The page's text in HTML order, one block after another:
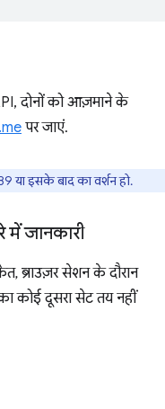
दोनों को आज़माने के
पर जाएं.
इसके बाद का वर्शन हो.
जानकारी
ब्राउज़र सेशन के दौरान
कोई दूसरा सेट तय नहीं